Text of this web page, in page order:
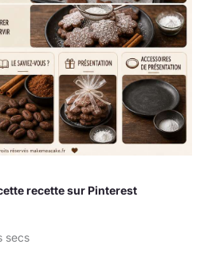
recette sur Pinterest
secs